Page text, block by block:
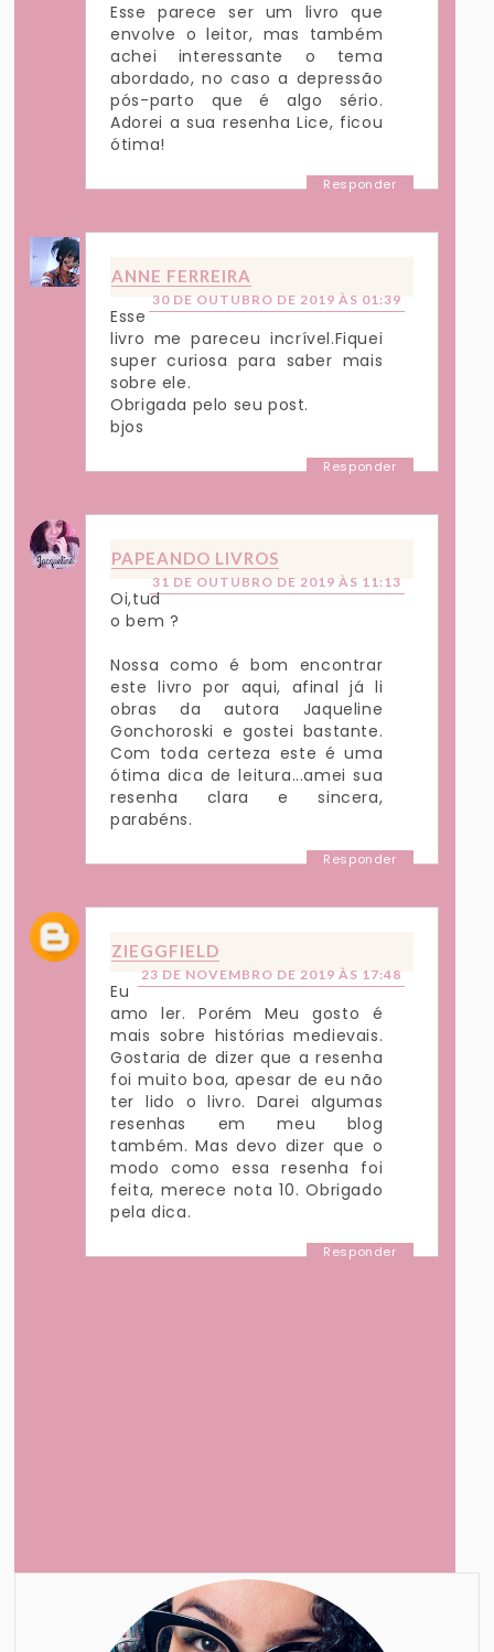
Esse parece ser um livro que
envolve o leitor, mas também
achei interessante o tema
abordado, no caso a depressão
pós-parto que é algo sério.
Adorei a sua resenha Lice, ficou
ótima!
Responder
ANNE FERREIRA
30 DE OUTUBRO DE 2019 ÀS 01:39
Esse
livro me pareceu incrível.Fiquei
super curiosa para saber mais
sobre ele.
Obrigada pelo seu post.
bjos
Responder
PAPEANDO LIVROS
31 DE OUTUBRO DE 2019 ÀS 11:13
Oi,tud
o bem ?
Nossa como é bom encontrar
este livro por aqui, afinal já li
obras da autora Jaqueline
Gonchoroski e gostei bastante.
Com toda certeza este é uma
ótima dica de leitura...amei sua
resenha clara e sincera,
parabéns.
Responder
ZIEGGFIELD
23 DE NOVEMBRO DE 2019 ÀS 17:48
Eu
amo ler. Porém Meu gosto é
mais sobre histórias medievais.
Gostaria de dizer que a resenha
foi muito boa, apesar de eu não
ter lido o livro. Darei algumas
resenhas em meu blog
também. Mas devo dizer que o
modo como essa resenha foi
feita, merece nota 10. Obrigado
pela dica.
Responder